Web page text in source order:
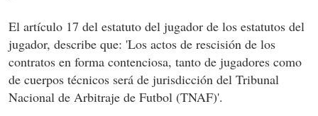
El artículo 17 del estatuto del jugador de los estatutos del
jugador, describe que: 'Los actos de rescisión de los
contratos en forma contenciosa, tanto de jugadores como
de cuerpos técnicos será de jurisdicción del Tribunal
Nacional de Arbitraje de Futbol (TNAF)'.